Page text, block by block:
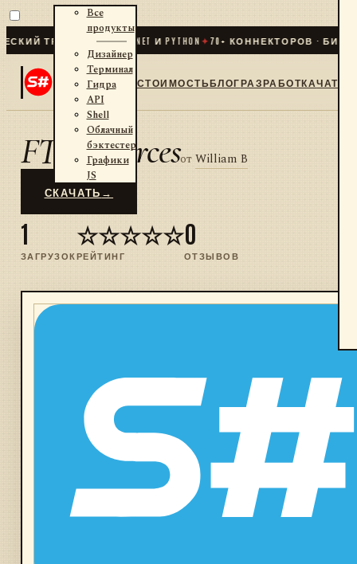
ТРЕЙДИНГ ДЛЯ .NET И PYTHON✦70+ КОННЕКТОРОВ ·
Все
продукты
Дизайнер
Терминал
Гидра
API
Shell
Облачный
бэктестер
Графики
JS
СТОИМОСТЬБЛОГРАЗРАБОТКАЧАТ
FTX_SourcesотWilliam B
СКАЧАТЬ →
1
ЗАГРУЗОК
☆☆☆☆☆
РЕЙТИНГ
0
ОТЗЫВОВ